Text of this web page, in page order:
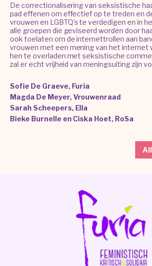
De correctionalisering van seksistische
pad effenen om effectief op te treden en
vrouwen en LGBTQ’s te verdedigen en in
alle groepen die geviseerd worden door
ook toelaten om de internettrollen aan
vrouwen met een mening van het internet
hen te overladen met seksistische
zal er echt vrijheid van meningsuiting zijn
Sofie De Graeve, Furia
Magda De Meyer, Vrouwenraad
Sarah Scheepers, Ella
Bieke Burnelle en Ciska Hoet, RoSa